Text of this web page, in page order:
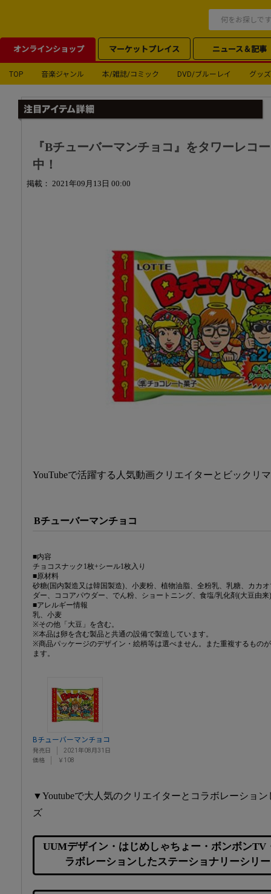
オンラインショップ マーケットプレイス ニュース＆記事
TOP 音楽ジャンル 本/雑誌/コミック DVD/ブルーレイ グッズ
『Bチューバーマンチョコ』をタワーレコ
中！
掲載： 2021年09月13日 00:00
YouTubeで活躍する人気動画クリエイターとビックリ
Bチューバーマンチョコ
■内容
チョコスナック1枚+シール1枚入り
■原材料
砂糖(国内製造又は韓国製造)、小麦粉、植物油脂、全粉乳、乳糖、カカ
ダー、ココアパウダー、でん粉、ショートニング、食塩/乳化剤(大豆由
■アレルギー情報
乳、小麦
※その他「大豆」を含む。
※本品は卵を含む製品と共通の設備で製造しています。
※商品パッケージのデザイン・絵柄等は選べません。また重複するもの
ます。
Bチューバーマンチョコ
発売日
2021年08月31日
価格
￥108
▼Youtubeで大人気のクリエイターとコラボレーショ
ズ
UUMデザイン・はじめしゃちょー・ボンボンTV
ラボレーションしたステーショナリーシリ